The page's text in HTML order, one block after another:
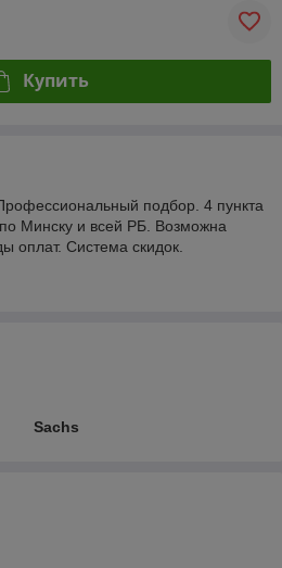
Купить
подбор. 4 пункта
Минску и всей РБ. Возможна
оплат. Система скидок.
Sachs